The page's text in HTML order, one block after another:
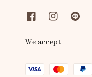
We accept